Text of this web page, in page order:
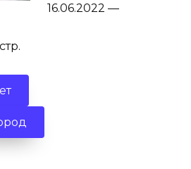
16.06.2022 —